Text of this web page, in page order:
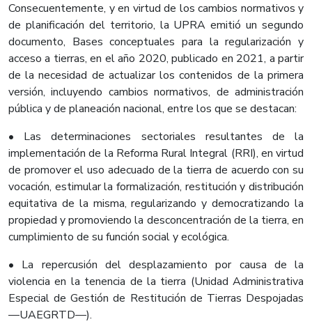
Consecuentemente, y en virtud de los cambios normativos y
de planificación del territorio, la UPRA emitió un segundo
documento, Bases conceptuales para la regularización y
acceso a tierras, en el año 2020, publicado en 2021, a partir
de la necesidad de actualizar los contenidos de la primera
versión, incluyendo cambios normativos, de administración
pública y de planeación nacional, entre los que se destacan:
• Las determinaciones sectoriales resultantes de la
implementación de la Reforma Rural Integral (RRI), en virtud
de promover el uso adecuado de la tierra de acuerdo con su
vocación, estimular la formalización, restitución y distribución
equitativa de la misma, regularizando y democratizando la
propiedad y promoviendo la desconcentración de la tierra, en
cumplimiento de su función social y ecológica.
• La repercusión del desplazamiento por causa de la
violencia en la tenencia de la tierra (Unidad Administrativa
Especial de Gestión de Restitución de Tierras Despojadas
—UAEGRTD—).